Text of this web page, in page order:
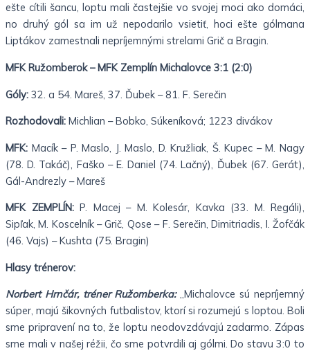
ešte cítili šancu, loptu mali častejšie vo svojej moci ako domáci,
no druhý gól sa im už nepodarilo vsietiť, hoci ešte gólmana
Liptákov zamestnali nepríjemnými strelami Grič a Bragin.
MFK Ružomberok – MFK Zemplín Michalovce 3:1 (2:0)
Góly: 32. a 54. Mareš, 37. Ďubek – 81. F. Serečin
Rozhodovali: Michlian – Bobko, Súkeníková; 1223 divákov
MFK: Macík – P. Maslo, J. Maslo, D. Kružliak, Š. Kupec – M. Nagy
(78. D. Takáč), Faško – E. Daniel (74. Lačný), Ďubek (67. Gerát),
Gál-Andrezly – Mareš
MFK ZEMPLÍN:P. Macej – M. Kolesár, Kavka (33. M. Regáli),
Sipľak, M. Koscelník – Grič, Qose – F. Serečin, Dimitriadis, I. Žofčák
(46. Vajs) – Kushta (75. Bragin)
Hlasy trénerov:
Norbert Hrnčár, tréner Ružomberka:„Michalovce sú nepríjemný
súper, majú šikovných futbalistov, ktorí si rozumejú s loptou. Boli
sme pripravení na to, že loptu neodovzdávajú zadarmo. Zápas
sme mali v našej réžii, čo sme potvrdili aj gólmi. Do stavu 3:0 to